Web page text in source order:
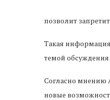
позволит
Такая
темой
Согласно мнению
новые